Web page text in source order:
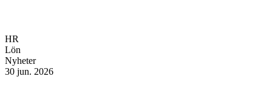
HR
Lön
Nyheter
30 jun. 2026